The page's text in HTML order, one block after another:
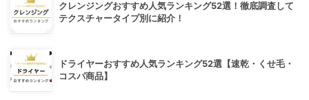
クレンジングおすすめ人気ランキング52選！徹底調査して
テクスチャータイプ別に紹介！
ドライヤーおすすめ人気ランキング52選【速乾・くせ毛・
コスパ商品】